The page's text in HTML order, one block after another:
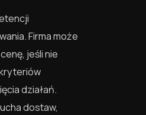
Firma może
jeśli nie
działań.
dostaw,